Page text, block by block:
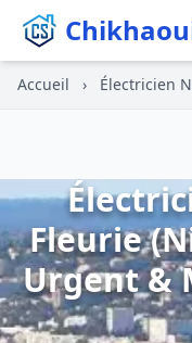
Accueil › Électricien
Fleurie
Urgent &